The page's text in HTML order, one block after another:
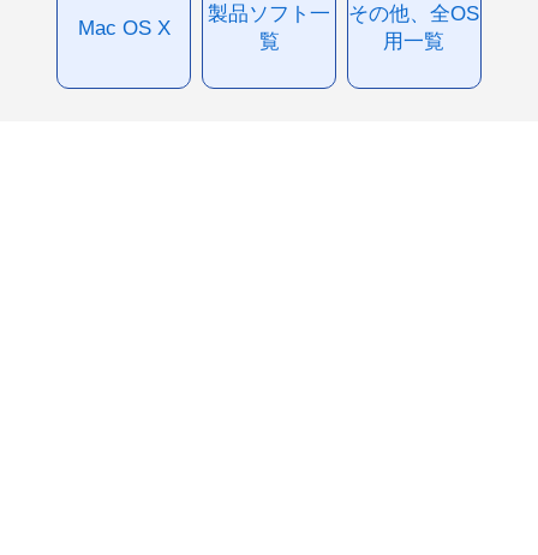
Mac OS X
製品ソフト一
覧
その他、全OS
用一覧